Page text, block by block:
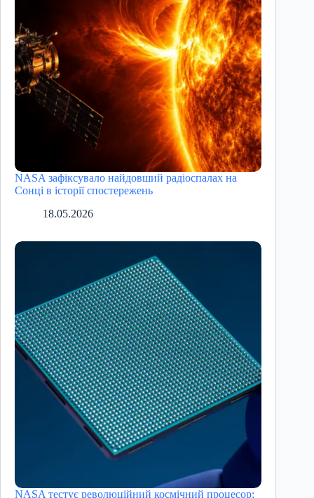
NASA зафіксувало найдовший радіоспалах на
Сонці в історії спостережень
18.05.2026
NASA тестує революційний космічний процесор: